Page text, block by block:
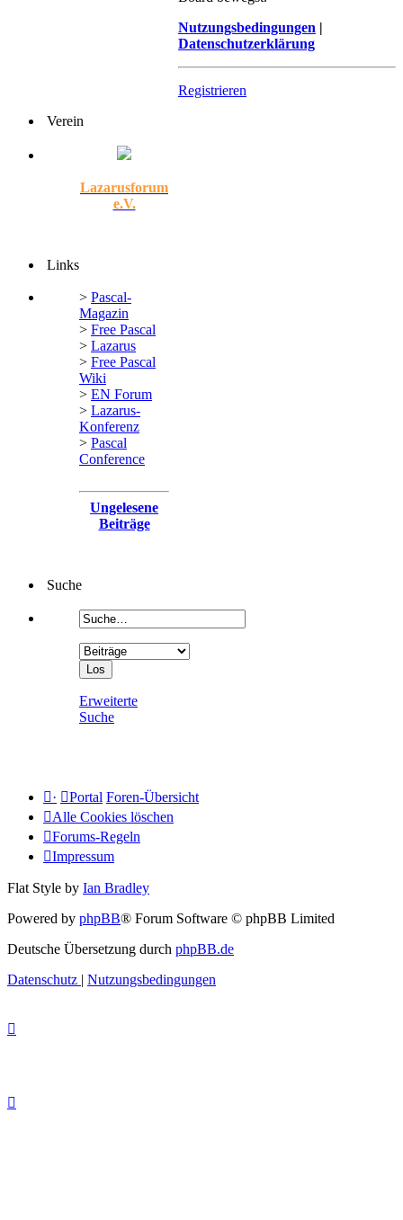
Nutzungsbedingungen |
Datenschutzerklärung
Registrieren
Verein
Lazarusforum
e.V.
Links
> Pascal-
Magazin
> Free Pascal
> Lazarus
> Free Pascal
Wiki
> EN Forum
> Lazarus-
Konferenz
> Pascal
Conference
Ungelesene
Beiträge
Suche
Erweiterte
Suche
· Portal Foren-Übersicht
Alle Cookies löschen
Forums-Regeln
Impressum
Flat Style by Ian Bradley
Powered by phpBB® Forum Software © phpBB Limited
Deutsche Übersetzung durch phpBB.de
Datenschutz | Nutzungsbedingungen